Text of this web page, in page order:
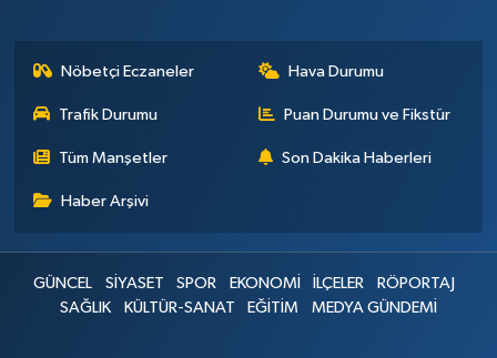
Nöbetçi Eczaneler Hava Durumu
Trafik Durumu Puan Durumu ve Fikstür
Tüm Manşetler Son Dakika Haberleri
Haber Arşivi
GÜNCEL SİYASET SPOR EKONOMİ İLÇELER
RÖPORTAJ
SAĞLIK
KÜLTÜR-SANAT EĞİTİM MEDYA GÜNDEMİ